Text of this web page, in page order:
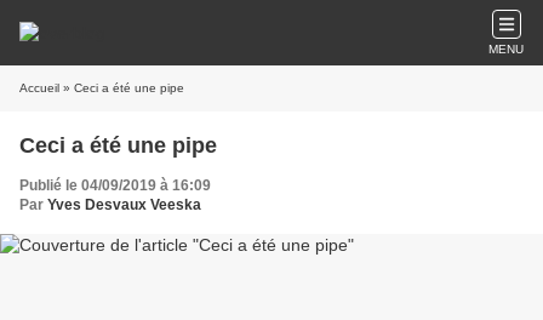
MENU
Accueil » Ceci a été une pipe
Ceci a été une pipe
Publié le 04/09/2019 à 16:09
Par Yves Desvaux Veeska